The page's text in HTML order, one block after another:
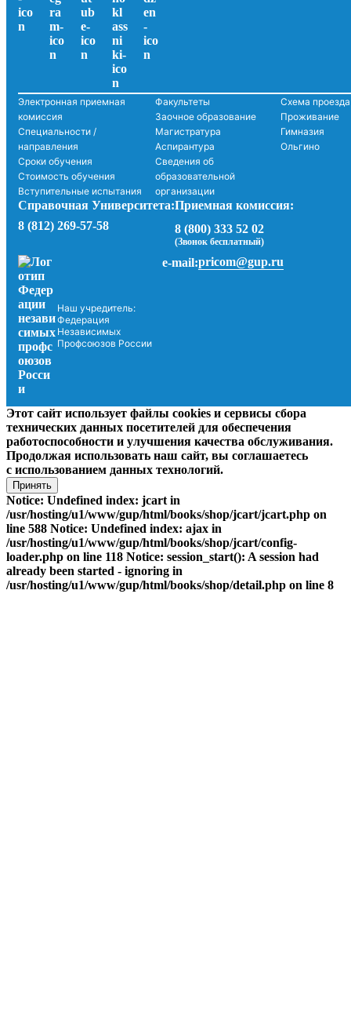
Электронная приемная
комиссия
Специальности /
направления
Сроки обучения
Стоимость обучения
Вступительные испытания
Факультеты
Заочное образование
Магистратура
Аспирантура
Сведения об
образовательной
организации
Схема проезда
Проживание
Гимназия
Ольгино
Справочная Университета:
8 (812) 269-57-58
Приемная комиссия:
8 (800) 333 52 02
(Звонок бесплатный)
Наш учредитель:
Федерация
Независимых
Профсоюзов России
e-mail:pricom@gup.ru
Этот сайт использует файлы cookies и сервисы сбора
технических данных посетителей для обеспечения
работоспособности и улучшения качества обслуживания.
Продолжая использовать наш сайт, вы соглашаетесь
с использованием данных технологий.
Принять
Notice: Undefined index: jcart in
/usr/hosting/u1/www/gup/html/books/shop/jcart/jcart.php on
line 588 Notice: Undefined index: ajax in
/usr/hosting/u1/www/gup/html/books/shop/jcart/config-
loader.php on line 118 Notice: session_start(): A session had
already been started - ignoring in
/usr/hosting/u1/www/gup/html/books/shop/detail.php on line 8